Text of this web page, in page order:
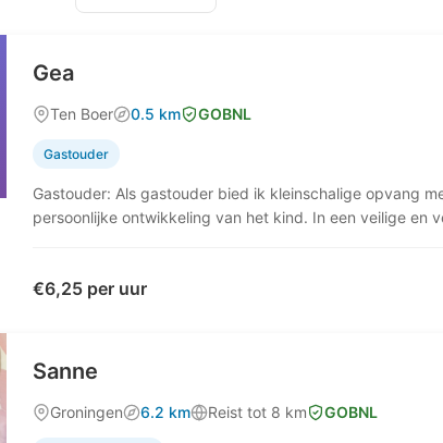
Gea
Ten Boer 0.5 km GOBNL
Gastouder
Gastouder: Als gastouder bied ik kleinschalige opvang
persoonlijke ontwikkeling van het kind. In een veilige en
€6,25 per uur
Sanne
Groningen 6.2 km Reist tot 8 km GOBNL